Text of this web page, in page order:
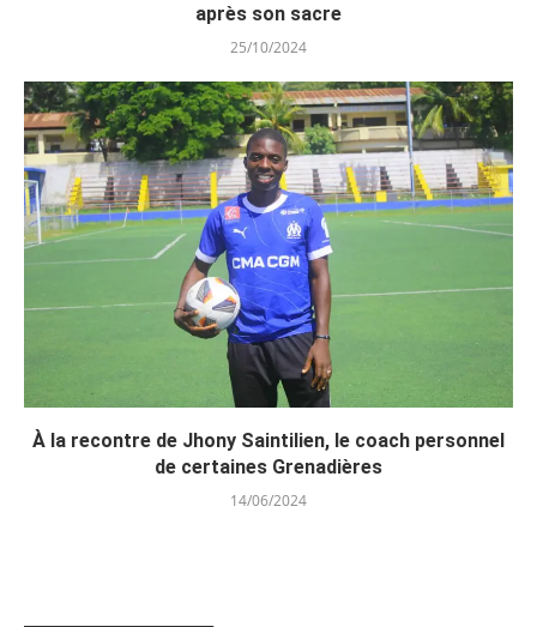
après son sacre
25/10/2024
À la recontre de Jhony Saintilien, le coach personnel
de certaines Grenadières
14/06/2024